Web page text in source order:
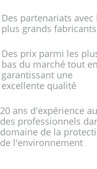
Des partenariats avec
plus grands fabricants
Des prix parmi les
bas du marché tout en
garantissant une
excellente qualité
20 ans d'expérience
des professionnels
domaine de la
de l'environnement